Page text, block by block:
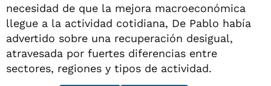
necesidad de que la mejora macroeconómica
llegue a la actividad cotidiana, De Pablo había
advertido sobre una recuperación desigual,
atravesada por fuertes diferencias entre
sectores, regiones y tipos de actividad.